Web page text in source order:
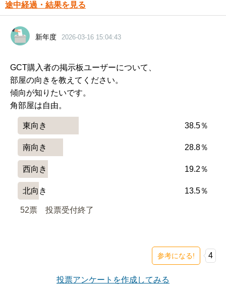
途中経過・結果を見る
新年度 2026-03-16 15:04:43
GCT購入者の掲示板ユーザーについて、
部屋の向きを教えてください。
傾向が知りたいです。
角部屋は自由。
東向き 38.5％
南向き 28.8％
西向き 19.2％
北向き 13.5％
52票 投票受付終了
参考になる! 4
投票アンケートを作成してみる